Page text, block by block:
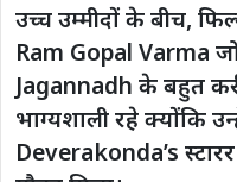
उच्च उम्मीदों के बीच,
Ram Gopal Varma
Jagannadh के बहुत
भाग्यशाली रहे क्योंकि
Deverakonda’s